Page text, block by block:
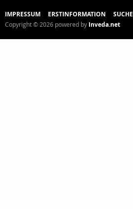
IMPRESSUM ERSTINFORMATION SUCHE
Copyright © 2026 powered by Inveda.net